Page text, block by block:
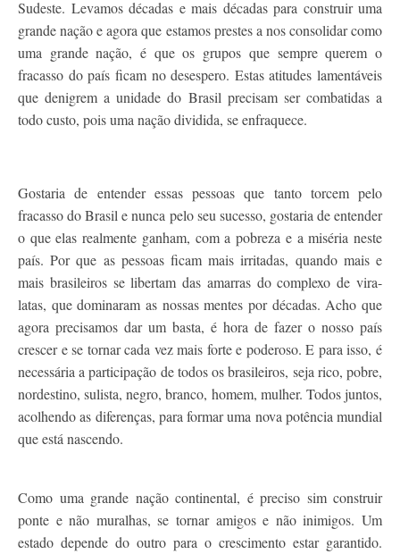
Sudeste. Levamos décadas e mais décadas para construir uma
grande nação e agora que estamos prestes a nos consolidar como
uma grande nação, é que os grupos que sempre querem o
fracasso do país ficam no desespero. Estas atitudes lamentáveis
que denigrem a unidade do Brasil precisam ser combatidas a
todo custo, pois uma nação dividida, se enfraquece.
Gostaria de entender essas pessoas que tanto torcem pelo
fracasso do Brasil e nunca pelo seu sucesso, gostaria de entender
o que elas realmente ganham, com a pobreza e a miséria neste
país. Por que as pessoas ficam mais irritadas, quando mais e
mais brasileiros se libertam das amarras do complexo de vira-
latas, que dominaram as nossas mentes por décadas. Acho que
agora precisamos dar um basta, é hora de fazer o nosso país
crescer e se tornar cada vez mais forte e poderoso. E para isso, é
necessária a participação de todos os brasileiros, seja rico, pobre,
nordestino, sulista, negro, branco, homem, mulher. Todos juntos,
acolhendo as diferenças, para formar uma nova potência mundial
que está nascendo.
Como uma grande nação continental, é preciso sim construir
ponte e não muralhas, se tornar amigos e não inimigos. Um
estado depende do outro para o crescimento estar garantido.